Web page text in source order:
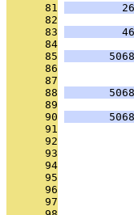
      81
      82
      83
      84
      85
      86
      87
      88
      89
      90
      91
      92
      93
      94
      95
      96
      97